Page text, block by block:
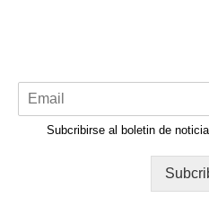
Subcribirse al boletin de